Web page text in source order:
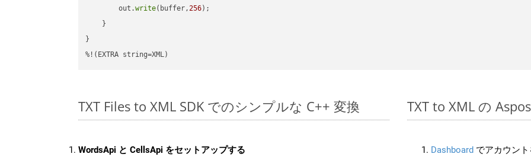
        out.
write(buffer,256);
    }
}
%!(EXTRA string=XML)
TXT Files to XML SDK でのシンプルな C++ 変換
WordsApi と CellsApi をセットアップする
TXT to XML の
Dashboard でアカウン